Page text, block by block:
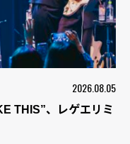
2026.08.05
THIS”、レゲエリミ